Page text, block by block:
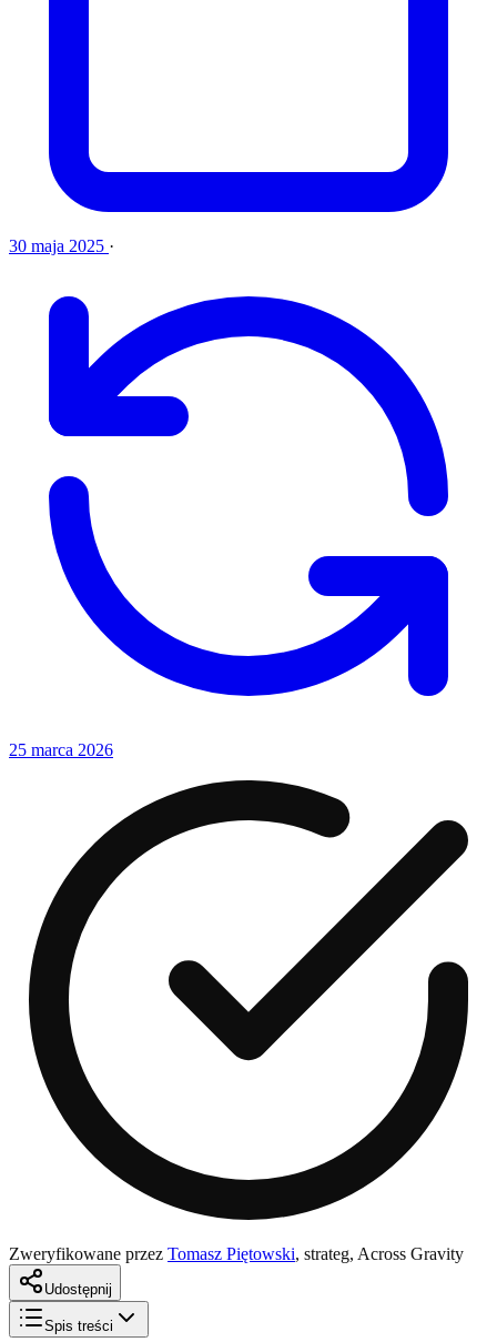
30 maja 2025 ·
25 marca 2026
Zweryfikowane przez Tomasz Piętowski, strateg, Across Gravity
Udostępnij
Spis treści